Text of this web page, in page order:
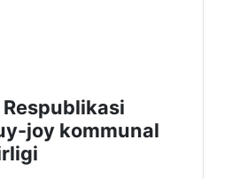
Respublikasi
joy kommunal